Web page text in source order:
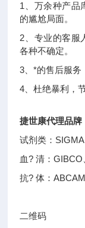
1、万余种产品
的尴尬局面。
2、专业的客服
各种不确定。
3、*的售后服务
4、杜绝暴利，
捷世康代理品牌
试剂类：
血? 清：
抗? 体：
二维码